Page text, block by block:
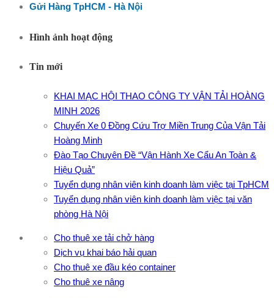
Gửi Hàng TpHCM - Hà Nội
Hình ảnh hoạt động
Tin mới
KHAI MẠC HỘI THAO CÔNG TY VẬN TẢI HOÀNG
MINH 2026
Chuyến Xe 0 Đồng Cứu Trợ Miền Trung Của Vận Tải
Hoàng Minh
Đào Tạo Chuyên Đề “Vận Hành Xe Cẩu An Toàn &
Hiệu Quả”
Tuyển dụng nhân viên kinh doanh làm việc tại TpHCM
Tuyển dụng nhân viên kinh doanh làm việc tại văn
phòng Hà Nội
Cho thuê xe tải chở hàng
Dịch vụ khai báo hải quan
Cho thuê xe đầu kéo container
Cho thuê xe nâng